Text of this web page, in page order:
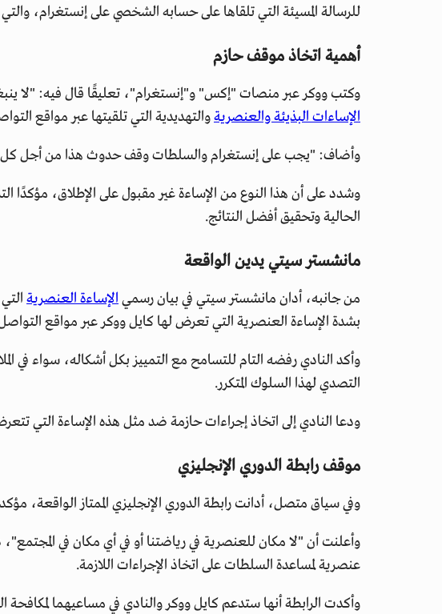
للرسالة المسيئة التي تلقاها على حسابه الشخصي على
أهمية اتخاذ موقف حازم
وكتب ووكر عبر منصات "إكس" و"إنستغرام"، تعليقًا قال فيه: "لا
الإساءات البذيئة والعنصريةوالتهديدية التي تلقيتها عبر مواقع
وأضاف: "يجب على إنستغرام والسلطات وقف حدوث هذا من أجل كل
وشدد على أن هذا النوع من الإساءة غير مقبول على الإطلاق، مؤكدًا
الحالية وتحقيق أفضل النتائج.
مانشستر سيتي يدين الواقعة
من جانبه، أدان مانشستر سيتي في بيان رسمي الإساءة العنصرية
بشدة الإساءة العنصرية التي تعرض لها كايل ووكر عبر مواقع التواصل
وأكد النادي رفضه التام للتسامح مع التمييز بكل أشكاله، سواء في
التصدي لهذا السلوك المتكرر.
ودعا النادي إلى اتخاذ إجراءات حازمة ضد مثل هذه الإساءة التي
موقف رابطة الدوري الإنجليزي
وفي سياق متصل، أدانت رابطة الدوري الإنجليزي الممتاز الواقعة،
وأعلنت أن "لا مكان للعنصرية في رياضتنا أو في أي مكان في المجتمع"،
عنصرية لمساعدة السلطات على اتخاذ الإجراءات اللازمة.
وأكدت الرابطة أنها ستدعم كايل ووكر والنادي في مساعيهما لمكافحة